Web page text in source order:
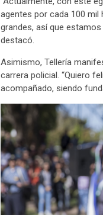
agentes por cada 100
grandes, así que
destacó.
Asimismo, Tellería
carrera policial. “Quiero
acompañado, siendo